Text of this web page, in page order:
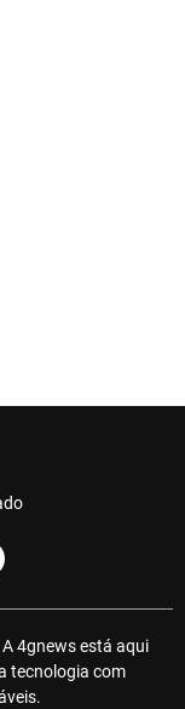
4gnews está aqui
tecnologia com